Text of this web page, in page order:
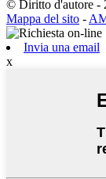
© Diritto d'autore -
Mappa del sito -
Invia una email
x